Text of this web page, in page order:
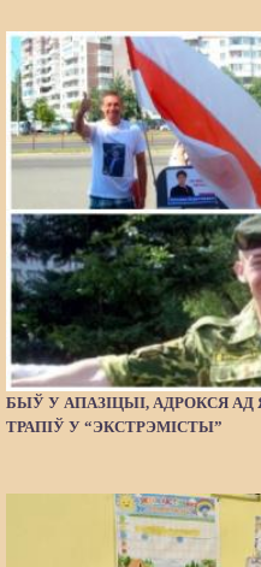
БЫЎ У АПАЗІЦЫІ, АДРОКСЯ
ТРАПІЎ У “ЭКСТРЭМІСТЫ”